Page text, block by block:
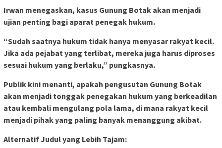
Irwan menegaskan, kasus Gunung Botak akan menjadi
ujian penting bagi aparat penegak hukum.
“Sudah saatnya hukum tidak hanya menyasar rakyat kecil.
Jika ada pejabat yang terlibat, mereka juga harus diproses
sesuai hukum yang berlaku,” pungkasnya.
Publik kini menanti, apakah pengusutan Gunung Botak
akan menjadi tonggak penegakan hukum yang berkeadilan
atau kembali mengulang pola lama, di mana rakyat kecil
menjadi pihak yang paling banyak menanggung akibat.
Alternatif Judul yang Lebih Tajam: